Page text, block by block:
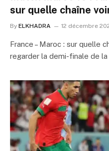
sur quelle chaîne
By ELKHADRA 12 décembre
France – Maroc : sur quelle
regarder la demi-finale de